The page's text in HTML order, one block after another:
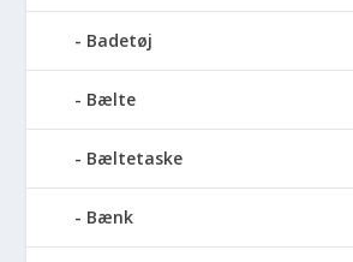
Badetøj
Bælte
Bæltetaske
Bænk